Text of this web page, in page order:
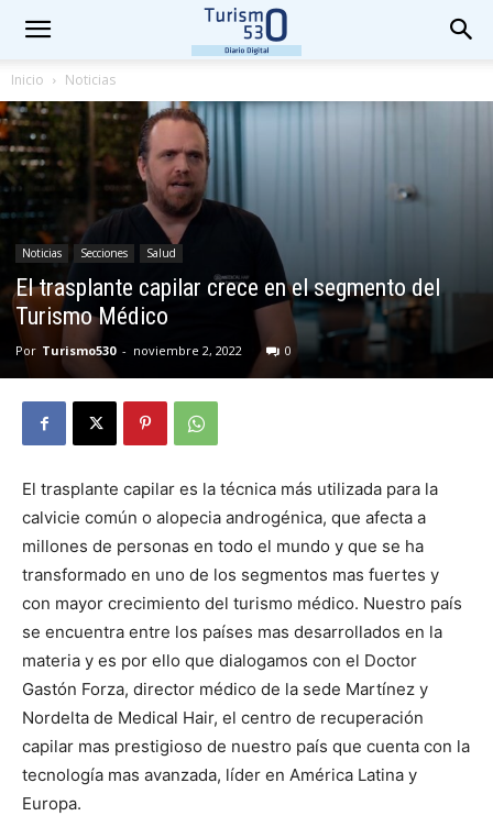
Inicio Noticias
Noticias Secciones Salud
El trasplante capilar crece en el segmento del
Turismo Médico
Por Turismo530 - noviembre 2, 2022 0
El trasplante capilar es la técnica más utilizada para la
calvicie común o alopecia androgénica, que afecta a
millones de personas en todo el mundo y que se ha
transformado en uno de los segmentos mas fuertes y
con mayor crecimiento del turismo médico. Nuestro país
se encuentra entre los países mas desarrollados en la
materia y es por ello que dialogamos con el Doctor
Gastón Forza, director médico de la sede Martínez y
Nordelta de Medical Hair, el centro de recuperación
capilar mas prestigioso de nuestro país que cuenta con la
tecnología mas avanzada, líder en América Latina y
Europa.